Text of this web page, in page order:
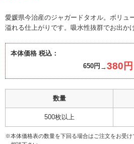
愛媛県今治産のジャガードタオル。ボリュ
溢れる仕上がりです。吸水性抜群でお出か
本体価格 税込：
650円
380円
数量
500枚以上
※本体価格表の数量を下回る場合はご注文をお受